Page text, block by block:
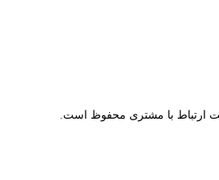
ارتباط با مشتری محفوظ است.